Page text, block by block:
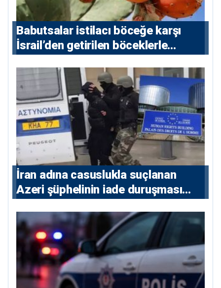
Babutsalar istilacı böceğe karşı
İsrail’den getirilen böceklerle
İran adına casuslukla suçlanan
Azeri şüphelinin iade duruşması